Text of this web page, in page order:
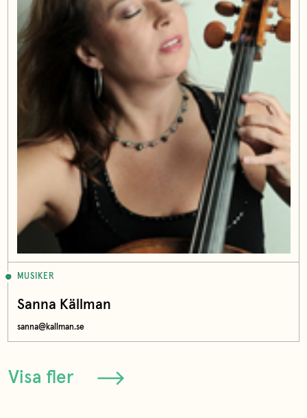
MUSIKER
Sanna Källman
sanna@kallman.se
Visa fler